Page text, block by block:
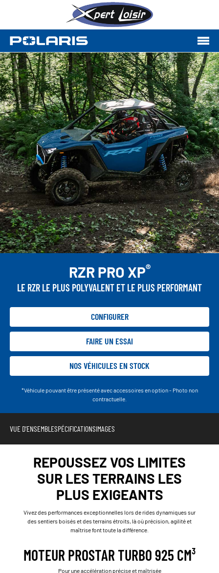
RZR PRO XP®
LE RZR LE PLUS POLYVALENT ET LE PLUS PERFORMANT
CONFIGURER
FAIRE UN ESSAI
NOS VÉHICULES EN STOCK
*Véhicule pouvant être présenté avec accessoires en option - Photo non
contractuelle.
VUE D'ENSEMBLESPÉCIFICATIONSIMAGES
REPOUSSEZ VOS LIMITES
SUR LES TERRAINS LES
PLUS EXIGEANTS
Vivez des performances exceptionnelles lors de rides dynamiques sur
des sentiers boisés et des terrains étroits, là où précision, agilité et
maîtrise font toute la différence.
MOTEUR PROSTAR TURBO 925 CM³
Pour une accélération précise et maîtrisée